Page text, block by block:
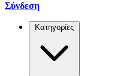
Σύνδεση
Κατηγορίες